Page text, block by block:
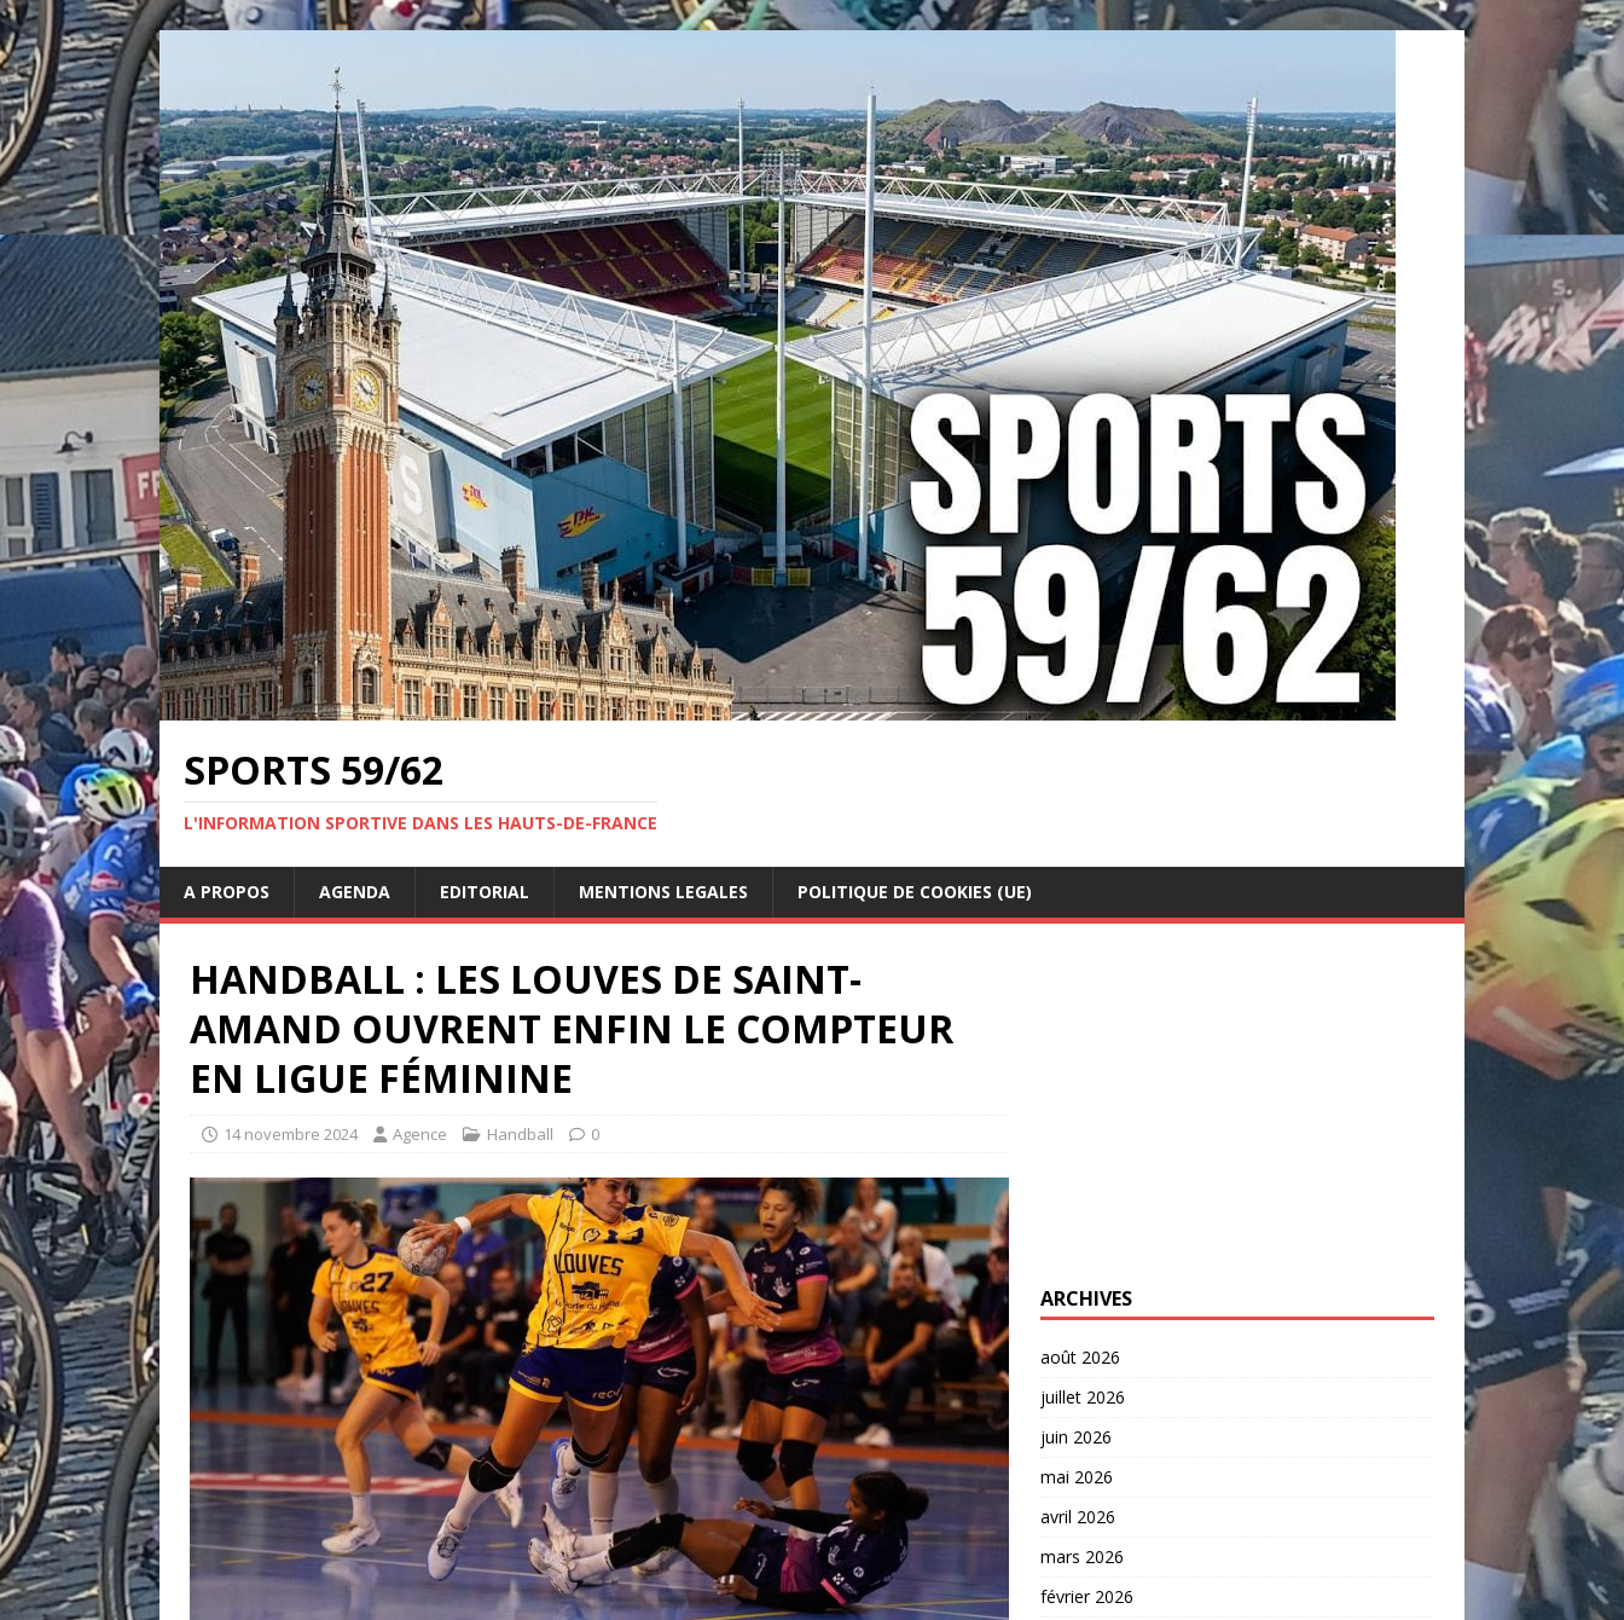
SPORTS 59/62
L'INFORMATION SPORTIVE DANS LES HAUTS-DE-FRANCE
A PROPOS AGENDA EDITORIAL MENTIONS LEGALES POLITIQUE DE COOKIES (UE)
HANDBALL : LES LOUVES DE SAINT-
AMAND OUVRENT ENFIN LE COMPTEUR
EN LIGUE FÉMININE
14 novembre 2024 Agence Handball 0
ARCHIVES
août 2026
juillet 2026
juin 2026
mai 2026
avril 2026
mars 2026
février 2026